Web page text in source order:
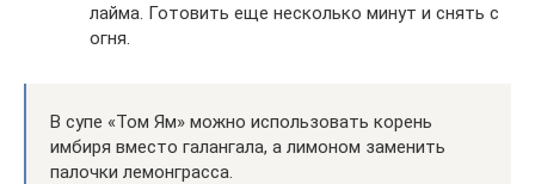
лайма. Готовить еще несколько минут и снять с
огня.
В супе «Том Ям» можно использовать корень
имбиря вместо галангала, а лимоном заменить
палочки лемонграсса.